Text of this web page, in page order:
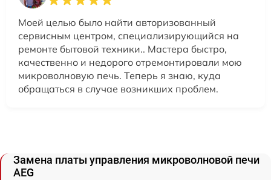
Моей целью было найти авторизованный
сервисным центром, специализирующийся на
ремонте бытовой техники.. Мастера быстро,
качественно и недорого отремонтировали мою
микроволновую печь. Теперь я знаю, куда
обращаться в случае возникших проблем.
Замена платы управления микроволновой печи
AEG